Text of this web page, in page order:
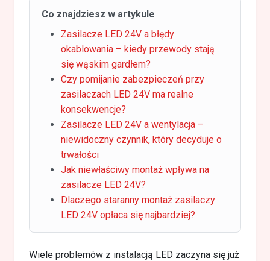
Co znajdziesz w artykule
Zasilacze LED 24V a błędy
okablowania – kiedy przewody stają
się wąskim gardłem?
Czy pomijanie zabezpieczeń przy
zasilaczach LED 24V ma realne
konsekwencje?
Zasilacze LED 24V a wentylacja –
niewidoczny czynnik, który decyduje o
trwałości
Jak niewłaściwy montaż wpływa na
zasilacze LED 24V?
Dlaczego staranny montaż zasilaczy
LED 24V opłaca się najbardziej?
Wiele problemów z instalacją LED zaczyna się już